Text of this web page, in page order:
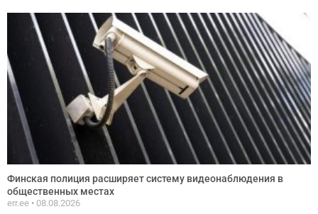
Финская полиция расширяет систему видеонаблюдения в
общественных местах
err.ee 08.08.2026